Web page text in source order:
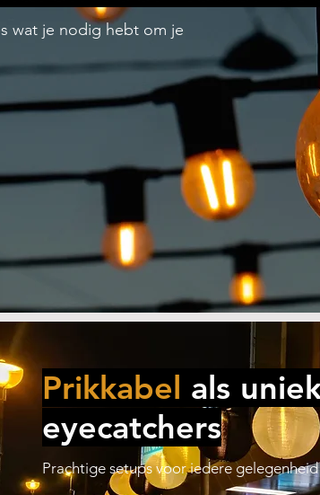
wat je nodig hebt om je
Prikkabel als
eyecatchers
Prachtige setups voor iedere gelegenheid